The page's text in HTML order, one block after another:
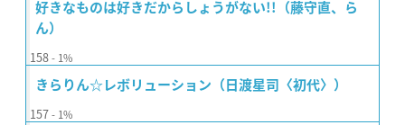
好きなものは好きだからしょうがない!!（藤守直、ら
ん）
158 1%
きらりん☆レボリューション（日渡星司〈初代〉）
157 1%